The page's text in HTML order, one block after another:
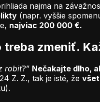
najmä na
(napr. vyššie
najviac 200 000 €.
treba zmeniť.
robiť?” Nečakajte dlho,
Z. Z., tak je isté, že